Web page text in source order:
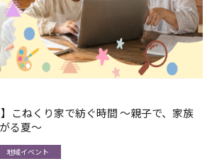
】こねくり家で紡ぐ時間 〜親子で、家族
る夏〜
地域イベント